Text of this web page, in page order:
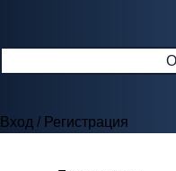
Вход / Регистрация